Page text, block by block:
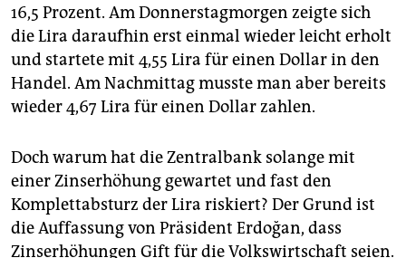
16,5 Prozent. Am Donnerstagmorgen zeigte sich
die Lira daraufhin erst einmal wieder leicht erholt
und startete mit 4,55 Lira für einen Dollar in den
Handel. Am Nachmittag musste man aber bereits
wieder 4,67 Lira für einen Dollar zahlen.
Doch warum hat die Zentralbank solange mit
einer Zinserhöhung gewartet und fast den
Komplettabsturz der Lira riskiert? Der Grund ist
die Auffassung von Präsident Erdoğan, dass
Zinserhöhungen Gift für die Volkswirtschaft seien.